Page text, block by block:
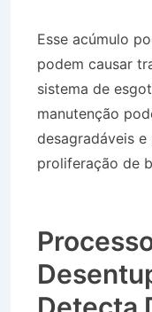
Esse acúmulo
podem causar
sistema de
manutenção
desagradáveis
proliferação de